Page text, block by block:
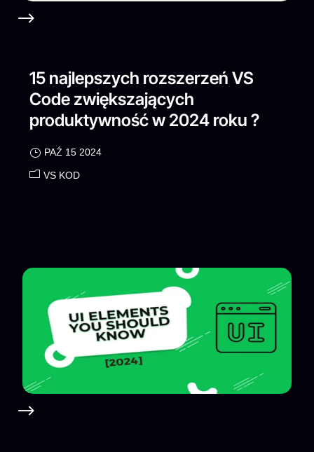
15 najlepszych rozszerzeń VS
Code zwiększających
produktywność w 2024 roku ?
PAŹ 15 2024
VS KOD